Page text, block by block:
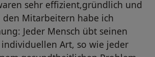
sehr effizient,gründlich und
den Mitarbeitern habe ich
Jeder Mensch übt seinen
Art, so wie jeder